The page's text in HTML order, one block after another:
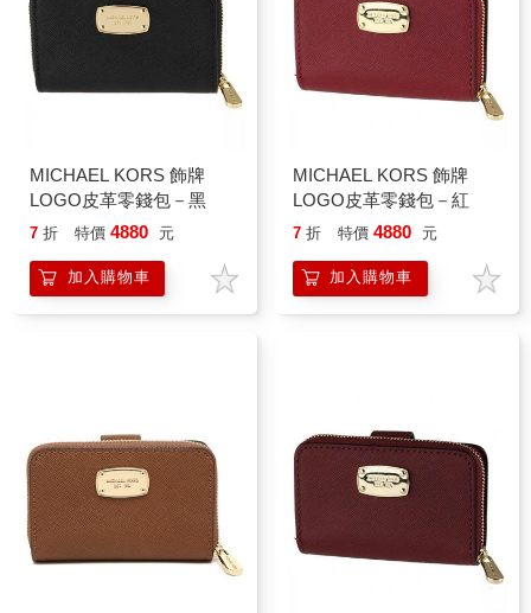
MICHAEL KORS 飾牌
LOGO皮革零錢包－黑
7 折 特價 4880 元
加入購物車
MICHAEL KORS 飾牌
LOGO皮革零錢包－紅
7 折 特價 4880 元
加入購物車